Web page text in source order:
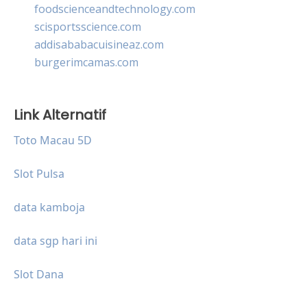
foodscienceandtechnology.com
scisportsscience.com
addisababacuisineaz.com
burgerimcamas.com
Link Alternatif
Toto Macau 5D
Slot Pulsa
data kamboja
data sgp hari ini
Slot Dana